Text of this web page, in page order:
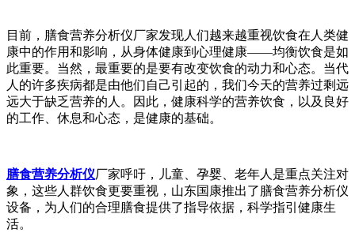
目前，膳食营养分析仪厂家发现人们越来越重视饮食在人类健
康中的作用和影响，从身体健康到心理健康——均衡饮食是如
此重要。当然，最重要的是要有改变饮食的动力和心态。当代
人的许多疾病都是由他们自己引起的，我们今天的营养过剩远
远大于缺乏营养的人。因此，健康科学的营养饮食，以及良好
的工作、休息和心态，是健康的基础。
膳食营养分析仪厂家呼吁，儿童、孕婴、老年人是重点关注对
象，这些人群饮食更要重视，山东国康推出了膳食营养分析仪
设备，为人们的合理膳食提供了指导依据，科学指引健康生
活。